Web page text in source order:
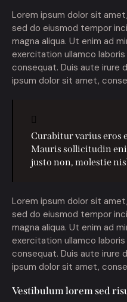
Lorem ipsum dolor sit
sed do eiusmod tempor
magna aliqua. Ut enim ad
exercitation ullamco
consequat. Duis aute irure
ipsum dolor sit amet,
Curabitur varius eros
Mauris sollicitudin
justo non, molestie
Lorem ipsum dolor sit
sed do eiusmod tempor
magna aliqua. Ut enim ad
exercitation ullamco
consequat. Duis aute irure
ipsum dolor sit amet,
Vestibulum lorem sed